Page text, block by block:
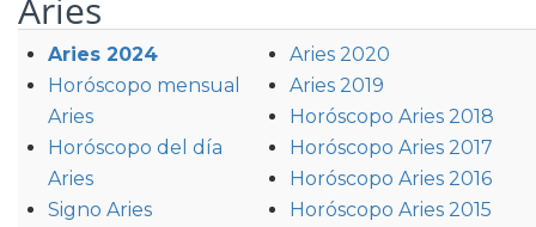
Aries
Aries 2024
Horóscopo mensual
Aries
Horóscopo del día
Aries
Signo Aries
Aries 2020
Aries 2019
Horóscopo Aries 2018
Horóscopo Aries 2017
Horóscopo Aries 2016
Horóscopo Aries 2015